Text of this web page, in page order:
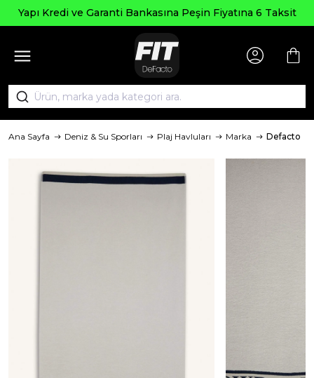
Kredi ve Garanti Bankasına Peşin Fiyatına 6 Taksit
Ana Sayfa Deniz & Su Sporları Plaj Havluları Marka Defacto